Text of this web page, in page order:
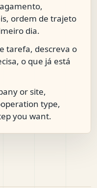
ordem de trajeto
dia.
tarefa, descreva o
o que já está
or site,
type,
you want.